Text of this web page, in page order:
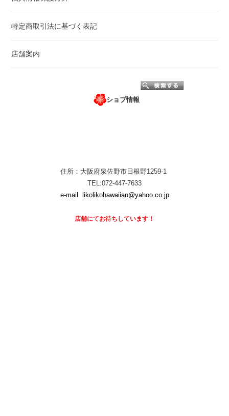
特定商取引法に基づく表記
店舗案内
ショプ情報
住所：大阪府泉佐野市日根野1259-1
TEL:072-447-7633
e-mail
likolikohawaiian@yahoo.co.jp
店舗にてお待ちしています！